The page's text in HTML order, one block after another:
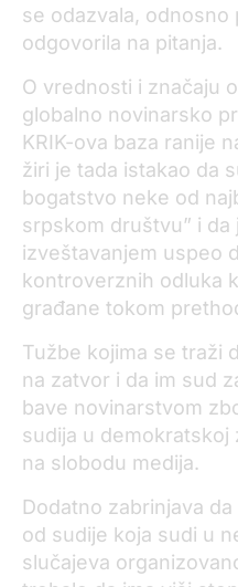
se odazvala, odnosno
odgovorila na pitanja.
O vrednosti i značaju
globalno novinarsko
KRIK-ova baza ranije
žiri je tada istakao da
bogatstvo neke od
srpskom društvu” i da
izveštavanjem uspeo
kontroverznih odluka
građane tokom
Tužbe kojima se traži
na zatvor i da im sud
bave novinarstvom
sudija u demokratskoj
na slobodu medija.
Dodatno zabrinjava
od sudije koja sudi u
slučajeva